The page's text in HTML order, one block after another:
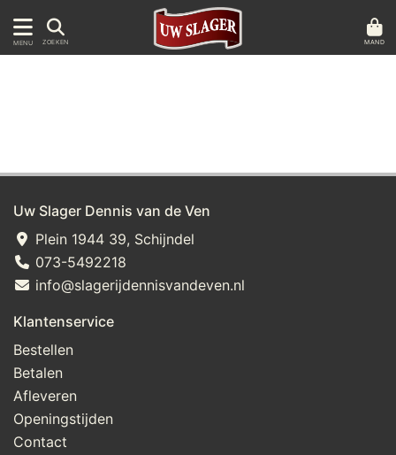
MENU ZOEKEN MAND
Uw Slager Dennis van de Ven
Plein 1944 39, Schijndel
073-5492218
info@slagerijdennisvandeven.nl
Klantenservice
Bestellen
Betalen
Afleveren
Openingstijden
Contact